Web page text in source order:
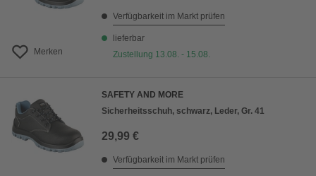
Merken
Verfügbarkeit im Markt prüfen
lieferbar
Zustellung 13.08. - 15.08.
SAFETY AND MORE
Sicherheitsschuh, schwarz, Leder, Gr. 41
29,99 €
Verfügbarkeit im Markt prüfen